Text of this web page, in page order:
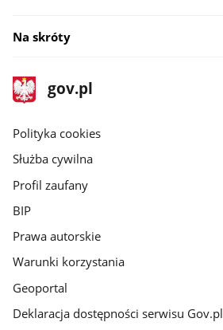
Na skróty
stopka
gov.pl
Strona
gov.pl
gov.pl
Polityka cookies
Służba cywilna
Profil zaufany
BIP
Prawa autorskie
Warunki korzystania
Geoportal
Deklaracja dostępności serwisu Gov.pl